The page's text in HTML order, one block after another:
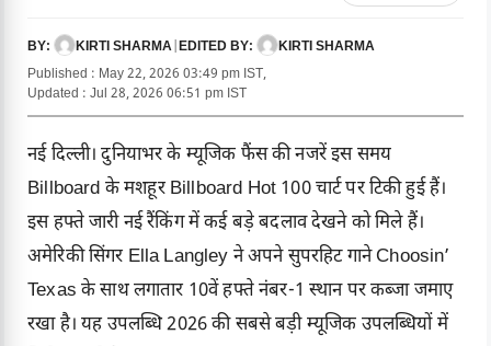
BY: KIRTI SHARMA EDITED BY:
KIRTI SHARMA
Published : May 22, 2026 03:49 pm IST,
Updated : Jul 28, 2026 06:51 pm IST
नई दिल्ली। दुनियाभर के म्यूजिक फैंस की नजरें इस समय
Billboard के मशहूर Billboard Hot 100 चार्ट पर टिकी हुई हैं।
इस हफ्ते जारी नई रैंकिंग में कई बड़े बदलाव देखने को मिले हैं।
अमेरिकी सिंगर Ella Langley ने अपने सुपरहिट गाने Choosin’
Texas के साथ लगातार 10वें हफ्ते नंबर-1 स्थान पर कब्जा जमाए
रखा है। यह उपलब्धि 2026 की सबसे बड़ी म्यूजिक उपलब्धियों में